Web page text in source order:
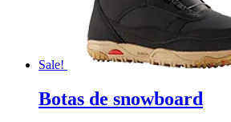
Sale!
Botas de snowboard